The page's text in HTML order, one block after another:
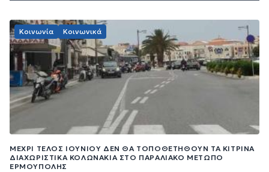
Κοινωνία Κοινωνικά
ΜΈΧΡΙ ΤΈΛΟΣ ΙΟΥΝΊΟΥ ΔΕΝ ΘΑ ΤΟΠΟΘΕΤΗΘΟΎΝ ΤΑ ΚΊΤΡΙΝΑ
ΔΙΑΧΩΡΙΣΤΙΚΆ ΚΟΛΩΝΆΚΙΑ ΣΤΟ ΠΑΡΑΛΙΑΚΌ ΜΈΤΩΠΟ
ΕΡΜΟΎΠΟΛΗΣ